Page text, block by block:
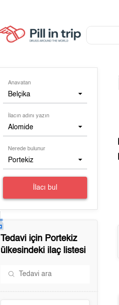
Anavatan
Belçika
İlacın adını yazın
Alomide
Nerede bulunur
Portekiz
İlacı bul
Tedavi için Portekiz
ülkesindeki ilaç listesi